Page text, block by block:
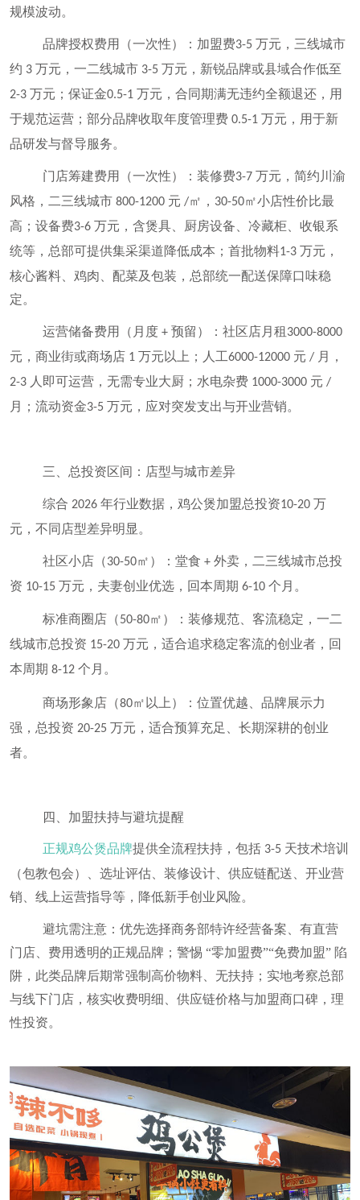
规模波动。
品牌授权费用（一次性）：加盟费3-5 万元，三线城市
约 3 万元，一二线城市 3-5 万元，新锐品牌或县域合作低至
2-3 万元；保证金0.5-1 万元，合同期满无违约全额退还，用
于规范运营；部分品牌收取年度管理费 0.5-1 万元，用于新
品研发与督导服务。
门店筹建费用（一次性）：装修费3-7 万元，简约川渝
风格，二三线城市 800-1200 元 /㎡， 30-50㎡小店性价比最
高；设备费3-6 万元，含煲具、厨房设备、冷藏柜、收银系
统等，总部可提供集采渠道降低成本；首批物料1-3 万元，
核心酱料、鸡肉、配菜及包装，总部统一配送保障口味稳
定。
运营储备费用（月度 + 预留）：社区店月租 3000-8000
元，商业街或商场店 1 万元以上；人工6000-12000 元 / 月，
2-3 人即可运营，无需专业大厨；水电杂费 1000-3000 元 /
月；流动资金3-5 万元，应对突发支出与开业营销。
三、总投资区间：店型与城市差异
综合 2026 年行业数据，鸡公煲加盟总投资10-20 万
元，不同店型差异明显。
社区小店（30-50㎡）：堂食 + 外卖，二三线城市总投
资 10-15 万元，夫妻创业优选，回本周期 6-10 个月。
标准商圈店（50-80㎡）：装修规范、客流稳定，一二
线城市总投资 15-20 万元，适合追求稳定客流的创业者，回
本周期 8-12 个月。
商场形象店（80㎡以上）：位置优越、品牌展示力
强，总投资 20-25 万元，适合预算充足、长期深耕的创业
者。
四、加盟扶持与避坑提醒
正规鸡公煲品牌提供全流程扶持，包括 3-5 天技术培训
（包教包会）、选址评估、装修设计、供应链配送、开业营
销、线上运营指导等，降低新手创业风险。
避坑需注意：优先选择商务部特许经营备案、有直营
门店、费用透明的正规品牌；警惕 “零加盟费”“免费加盟” 陷
阱，此类品牌后期常强制高价物料、无扶持；实地考察总部
与线下门店，核实收费明细、供应链价格与加盟商口碑，理
性投资。